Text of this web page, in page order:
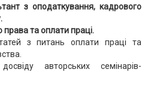
з оподаткування, кадрового
права та оплати праці.
з питань оплати праці та
авторських семінарів-